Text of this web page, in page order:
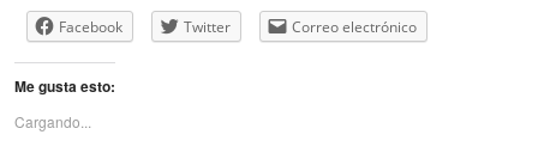
Facebook Twitter Correo electrónico
Me gusta esto:
Cargando...